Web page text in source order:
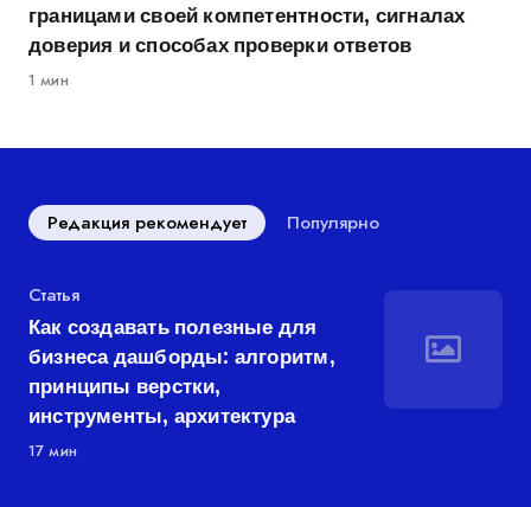
границами своей компетентности, сигналах
доверия и способах проверки ответов
1 мин
Редакция рекомендует Популярно
Категория
Статья
Как создавать полезные для
бизнеса дашборды: алгоритм,
принципы верстки,
инструменты, архитектура
17 мин